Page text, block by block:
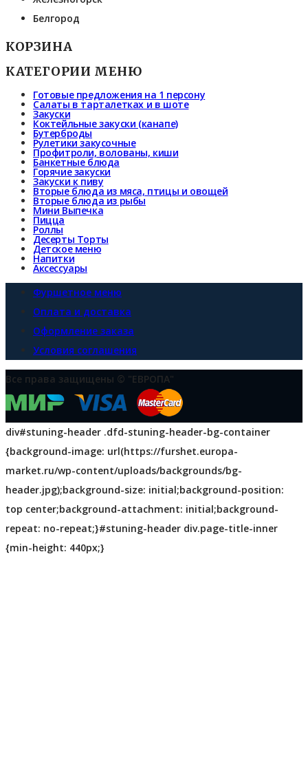
Белгород
КОРЗИНА
КАТЕГОРИИ МЕНЮ
Готовые предложения на 1 персону
Салаты в тарталетках и в шоте
Закуски
Коктейльные закуски (канапе)
Бутерброды
Рулетики закусочные
Профитроли, волованы, киши
Банкетные блюда
Горячие закуски
Закуски к пиву
Вторые блюда из мяса, птицы и овощей
Вторые блюда из рыбы
Мини Выпечка
Пицца
Роллы
Десерты Торты
Детское меню
Напитки
Аксессуары
Фуршетное меню
Оплата и доставка
Оформление заказа
Условия соглашения
Все права защищены © "ЕВРОПА"
div#stuning-header .dfd-stuning-header-bg-container
{background-image: url(https://furshet.europa-
market.ru/wp-content/uploads/backgrounds/bg-
header.jpg);background-size: initial;background-position:
top center;background-attachment: initial;background-
repeat: no-repeat;}#stuning-header div.page-title-inner
{min-height: 440px;}